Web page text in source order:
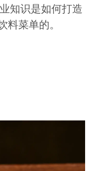
知识是如何打造
料菜单的。